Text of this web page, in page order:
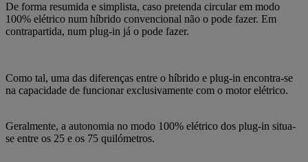
De forma resumida e simplista, caso pretenda circular em modo
100% elétrico num híbrido convencional não o pode fazer. Em
contrapartida, num plug-in já o pode fazer.
Como tal, uma das diferenças entre o híbrido e plug-in encontra-se
na capacidade de funcionar exclusivamente com o motor elétrico.
Geralmente, a autonomia no modo 100% elétrico dos plug-in situa-
se entre os 25 e os 75 quilómetros.